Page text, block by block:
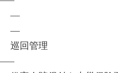
―
―
回管理